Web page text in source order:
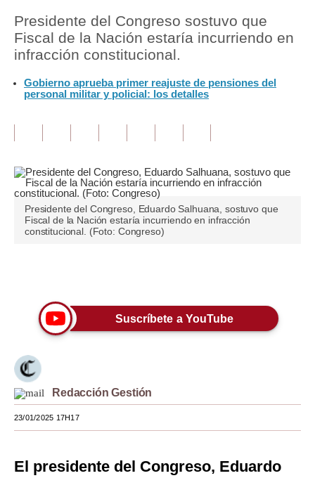
Política
Finanzas Personales
Inmobiliarias
Opinión
Editorial
Pregunta de hoy
Lujo
Moda
Estilos
Mundo
Presidente del Congreso sostuvo que
Fiscal de la Nación estaría incurriendo en
infracción constitucional.
Gobierno aprueba primer reajuste de pensiones del
personal militar y policial: los detalles
Presidente del Congreso, Eduardo Salhuana, sostuvo que
Fiscal de la Nación estaría incurriendo en infracción
constitucional. (Foto: Congreso)
Suscríbete a YouTube
Redacción Gestión
23/01/2025 17H17
El presidente del Congreso, Eduardo